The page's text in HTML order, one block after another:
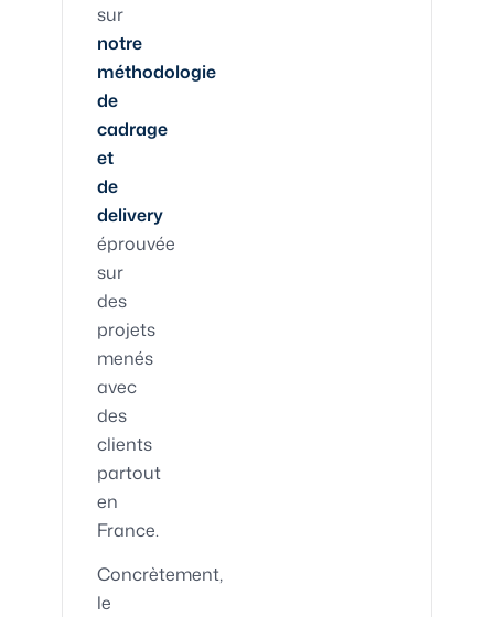
sur
notre
méthodologie
de
cadrage
et
de
delivery
éprouvée
sur
des
projets
menés
avec
des
clients
partout
en
France.
Concrètement,
le